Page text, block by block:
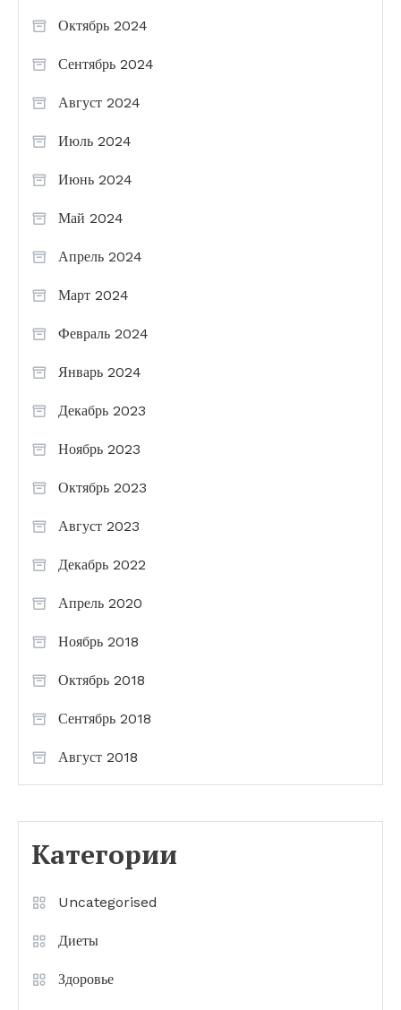
Октябрь 2024
Сентябрь 2024
Август 2024
Июль 2024
Июнь 2024
Май 2024
Апрель 2024
Март 2024
Февраль 2024
Январь 2024
Декабрь 2023
Ноябрь 2023
Октябрь 2023
Август 2023
Декабрь 2022
Апрель 2020
Ноябрь 2018
Октябрь 2018
Сентябрь 2018
Август 2018
Категории
Uncategorised
Диеты
Здоровье